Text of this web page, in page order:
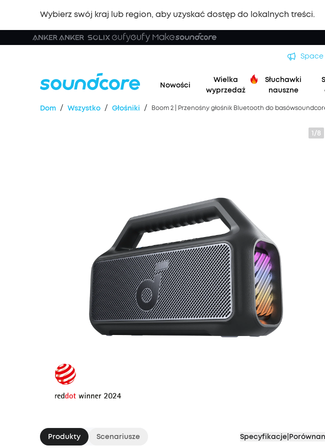
Wybierz swój kraj lub region, aby uzyskać dostęp do lokalnych treści.
Space
Nowości
Wielka
wyprzedaż
Słuchawki
nauszne
Dom / Wszystko / Głośniki / Boom 2 | Przenośny głośnik Bluetooth do
1/8
Produkty Scenariusze Specyfikacje